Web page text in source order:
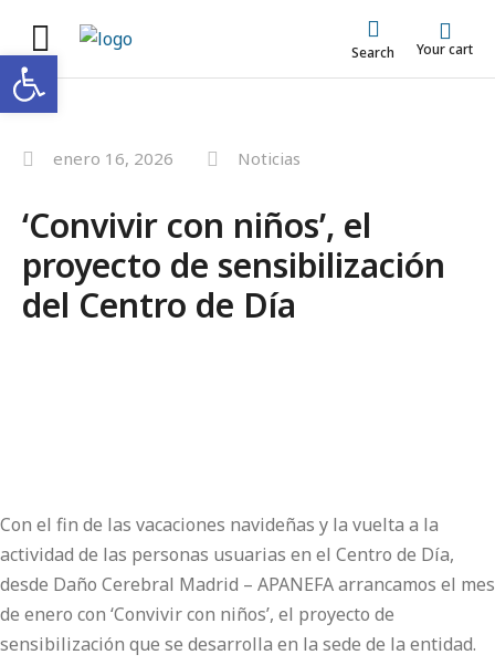
Abrir barra de herramientas Search Your cart
enero 16, 2026 Noticias
‘Convivir con niños’, el
proyecto de sensibilización
del Centro de Día
Con el fin de las vacaciones navideñas y la vuelta a la
actividad de las personas usuarias en el Centro de Día,
desde Daño Cerebral Madrid – APANEFA arrancamos el mes
de enero con ‘Convivir con niños’, el proyecto de
sensibilización que se desarrolla en la sede de la entidad.